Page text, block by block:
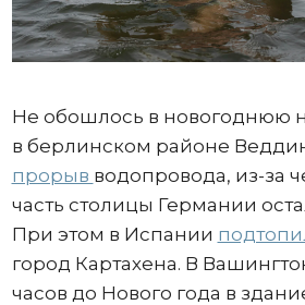
Не обошлось в новогоднюю
в берлинском районе
прорыв водопровода, из-за
часть столицы Германии
При этом в Испании
город Картахена. В
часов до Нового года в